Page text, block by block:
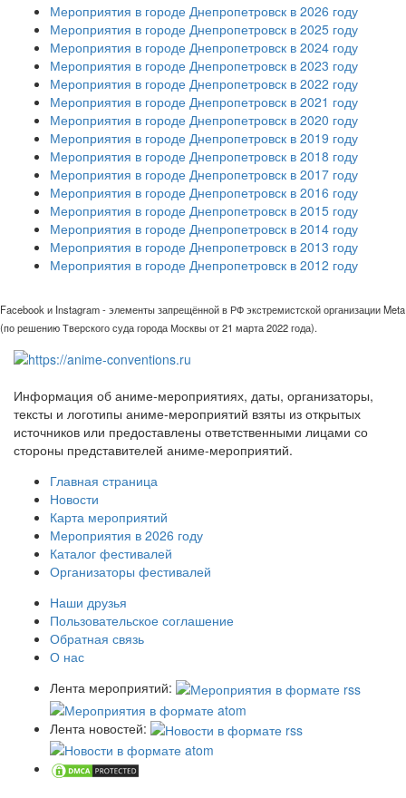
Мероприятия в городе Днепропетровск в 2026 году
Мероприятия в городе Днепропетровск в 2025 году
Мероприятия в городе Днепропетровск в 2024 году
Мероприятия в городе Днепропетровск в 2023 году
Мероприятия в городе Днепропетровск в 2022 году
Мероприятия в городе Днепропетровск в 2021 году
Мероприятия в городе Днепропетровск в 2020 году
Мероприятия в городе Днепропетровск в 2019 году
Мероприятия в городе Днепропетровск в 2018 году
Мероприятия в городе Днепропетровск в 2017 году
Мероприятия в городе Днепропетровск в 2016 году
Мероприятия в городе Днепропетровск в 2015 году
Мероприятия в городе Днепропетровск в 2014 году
Мероприятия в городе Днепропетровск в 2013 году
Мероприятия в городе Днепропетровск в 2012 году
Facebook и Instagram - элементы запрещённой в РФ экстремистской организации Meta
(по решению Тверского суда города Москвы от 21 марта 2022 года).
Информация об аниме-мероприятиях, даты, организаторы,
тексты и логотипы аниме-мероприятий взяты из открытых
источников или предоставлены ответственными лицами со
стороны представителей аниме-мероприятий.
Главная страница
Новости
Карта мероприятий
Мероприятия в 2026 году
Каталог фестивалей
Организаторы фестивалей
Наши друзья
Пользовательское соглашение
Обратная связь
О нас
Лента мероприятий:
Лента новостей: